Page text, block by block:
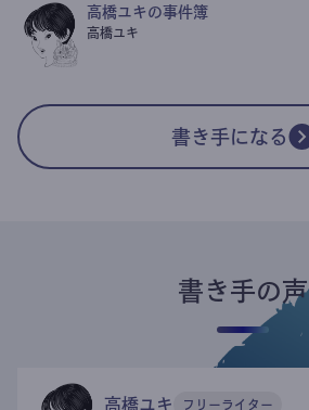
高橋ユキの事件簿
高橋ユキ
書き手になる
書き手の声
高橋ユキ フリーライター